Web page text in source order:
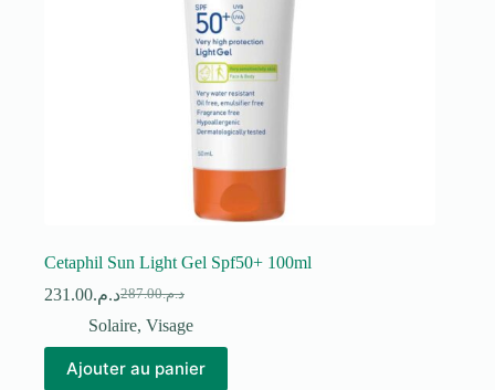
Cetaphil Sun Light Gel Spf50+ 100ml
د.م.287.00
Le
prix
était :
د.م.231.00
Le
prix
est :
Solaire, Visage
Ajouter au panier